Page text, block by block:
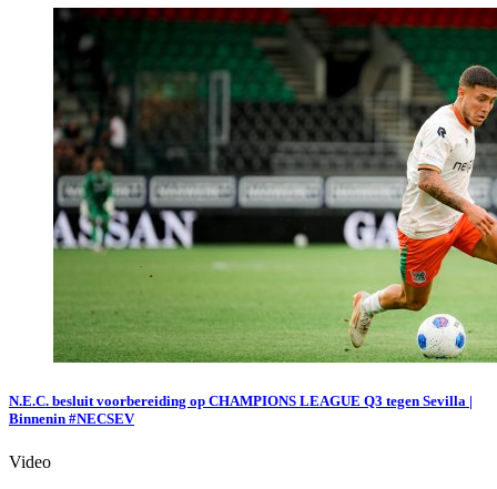
N.E.C. besluit voorbereiding op CHAMPIONS LEAGUE Q3 tegen Sevilla |
Binnenin #NECSEV
Video